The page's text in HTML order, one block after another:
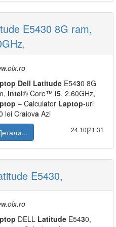
E5430 8G ram,
ptop Dell Latitude E5430 8G
Intel® Core™ i5, 2.60GHz,
ptop – Calculator Laptop-uri
lei Craiova Azi
24.10|21:31
E5430,
ptop DELL Latitude E5430,